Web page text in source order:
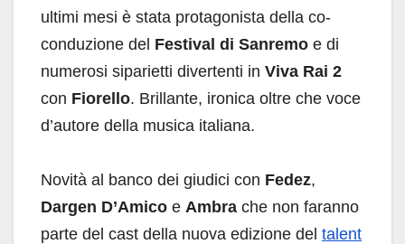
ultimi mesi è stata protagonista della co-
conduzione del Festival di Sanremo e di
numerosi siparietti divertenti in Viva Rai 2
con Fiorello. Brillante, ironica oltre che voce
d’autore della musica italiana.
Novità al banco dei giudici con Fedez,
Dargen D’Amico e Ambra che non faranno
parte del cast della nuova edizione del talent